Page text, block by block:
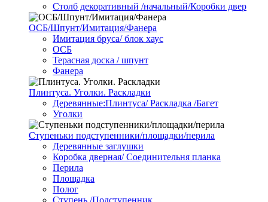
Столб декоративный /начальный/Коробки двер
ОСБ/Шпунт/Имитация/Фанера
Имитация бруса/ блок хаус
ОСБ
Терасная доска / шпунт
Фанера
Плинтуса. Уголки. Раскладки
Деревянные:Плинтуса/ Раскладка /Багет
Уголки
Ступеньки подступенники/площадки/перила
Деревянные заглушки
Коробка дверная/ Соединительня планка
Перила
Площадка
Полог
Ступень /Подступенник